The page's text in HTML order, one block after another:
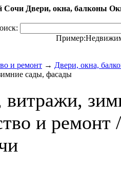
Двери, окна, балконы
Пример:
и ремонт → Двери, окна,
сады, фасады
витражи,
и